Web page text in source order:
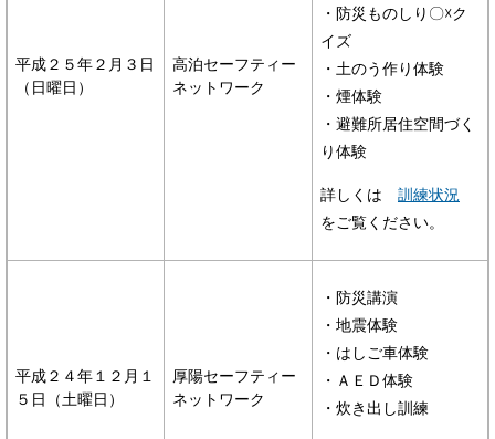
平成２５年２月３日
（日曜日）
高泊セーフティー
ネットワーク
・防災ものしり〇☓ク
イズ
・土のう作り体験
・煙体験
・避難所居住空間づく
り体験
詳しくは 訓練状況
をご覧ください。
平成２４年１２月１
５日（土曜日）
厚陽セーフティー
ネットワーク
・防災講演
・地震体験
・はしご車体験
・ＡＥＤ体験
・炊き出し訓練